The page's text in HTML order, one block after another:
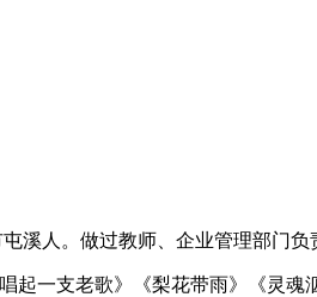
人。做过教师、企业管理部门负
一支老歌》《梨花带雨》《灵魂